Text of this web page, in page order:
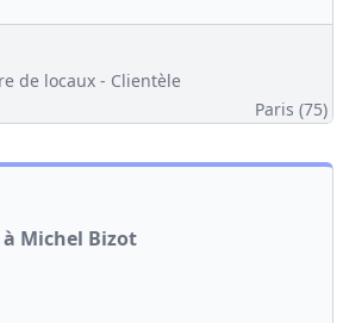
de locaux - Clientèle
Paris (75)
à Michel Bizot